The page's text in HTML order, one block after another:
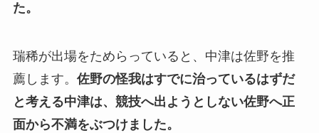
た。
瑞稀が出場をためらっていると、中津は佐野を推
薦します。 佐野の怪我はすでに治っているはずだ
と考える中津は、競技へ出ようとしない佐野へ正
面から不満をぶつけました。